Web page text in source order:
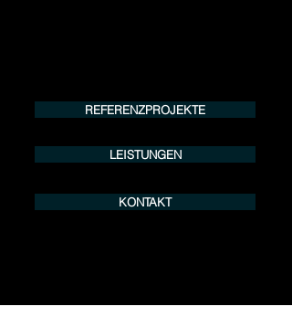
REFERENZPROJEKTE
LEISTUNGEN
KONTAKT